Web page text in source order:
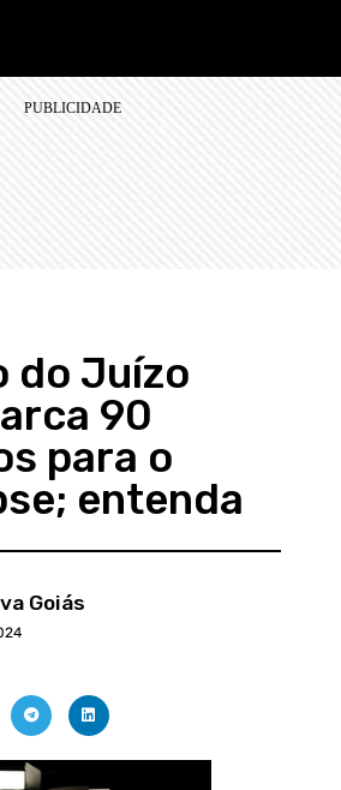
do Juízo
90
para o
entenda
Goiás